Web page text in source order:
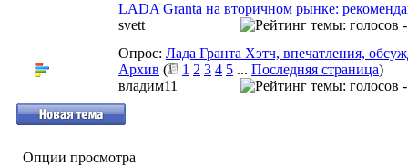
LADA Granta на вторичном рынке:
svett
Опрос: Лада Гранта Хэтч, впечатления,
Архив ( 1 2 3 4 5 ... Последняя страница)
владим11
Опции просмотра